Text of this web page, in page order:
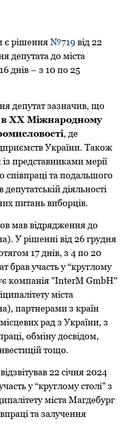
є рішення№719від 22
депутата до міста
днів – з 10 по 25
депутат зазначив, що
в XX Міжнародному
, де
України. Також
представниками мерії
співпраці та подальшого
діяльності
питань виборців.
мав відрядження до
У рішенні від 26 грудня
17 днів, з 4 по 20
брав участь у “круглому
компанія "InterM GmbH"
міста
партнерами з країн
рад з України, з
обміну досвідом,
тощо.
22 січня 2024
у “круглому столі” з
міста Магдебург
та залучення